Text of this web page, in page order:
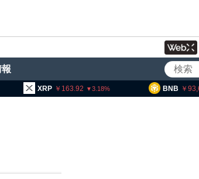
163.92 3.18 93,663.9 1.35